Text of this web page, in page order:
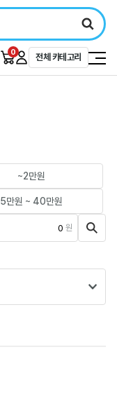
0 전체 카테고리
~2만원
5만원 ~ 40만원
원